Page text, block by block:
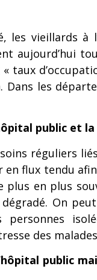
vieillards à
aujourd’hui
les
public et
réguliers
flux tendu
plus en plus
On
personnes
des
public